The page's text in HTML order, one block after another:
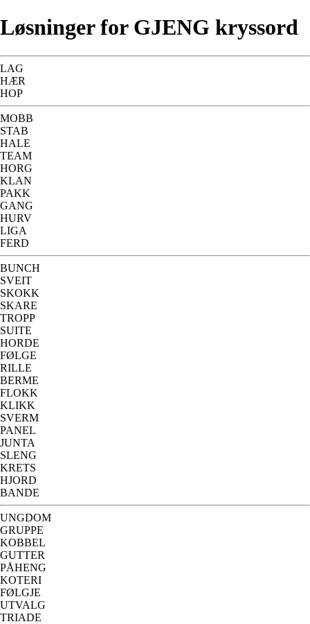
Løsninger for GJENG kryssord
LAG
HÆR
HOP
MOBB
STAB
HALE
TEAM
HORG
KLAN
PAKK
GANG
HURV
LIGA
FERD
BUNCH
SVEIT
SKOKK
SKARE
TROPP
SUITE
HORDE
FØLGE
RILLE
BERME
FLOKK
KLIKK
SVERM
PANEL
JUNTA
SLENG
KRETS
HJORD
BANDE
UNGDOM
GRUPPE
KOBBEL
GUTTER
PÅHENG
KOTERI
FØLGJE
UTVALG
TRIADE